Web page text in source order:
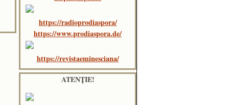
https://radioprodiaspora/
https://www.prodiaspora.de/
https://revistaeminesciana/
ATENȚIE!